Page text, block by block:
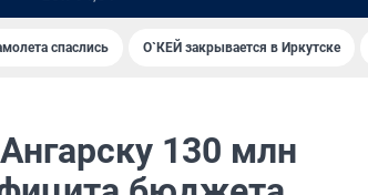
спаслись О`КЕЙ закрывается в Иркутске
130 млн